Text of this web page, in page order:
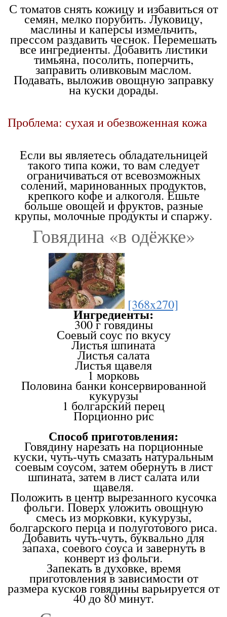
С томатов снять кожицу и избавиться от
семян, мелко порубить. Луковицу,
маслины и каперсы измельчить,
прессом раздавить чеснок. Перемешать
все ингредиенты. Добавить листики
тимьяна, посолить, поперчить,
заправить оливковым маслом.
Подавать, выложив овощную заправку
на куски дорады.
Проблема: сухая и обезвоженная кожа
Если вы являетесь обладательницей
такого типа кожи, то вам следует
ограничиваться от всевозможных
солений, маринованных продуктов,
крепкого кофе и алкоголя. Ешьте
больше овощей и фруктов, разные
крупы, молочные продукты и спаржу.
Говядина «в одёжке»
[368x270]
Ингредиенты:
300 г говядины
Соевый соус по вкусу
Листья шпината
Листья салата
Листья щавеля
1 морковь
Половина банки консервированной
кукурузы
1 болгарский перец
Порционно рис
Способ приготовления:
Говядину нарезать на порционные
куски, чуть-чуть смазать натуральным
соевым соусом, затем обернуть в лист
шпината, затем в лист салата или
щавеля.
Положить в центр вырезанного кусочка
фольги. Поверх уложить овощную
смесь из морковки, кукурузы,
болгарского перца и полуготового риса.
Добавить чуть-чуть, буквально для
запаха, соевого соуса и завернуть в
конверт из фольги.
Запекать в духовке, время
приготовления в зависимости от
размера кусков говядины варьируется от
40 до 80 минут.